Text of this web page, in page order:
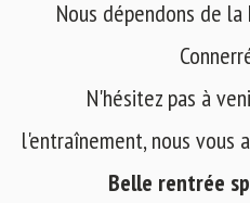
Nous dépendons de la
N'hésitez pas à
l'entraînement, nous vous
Belle rentrée